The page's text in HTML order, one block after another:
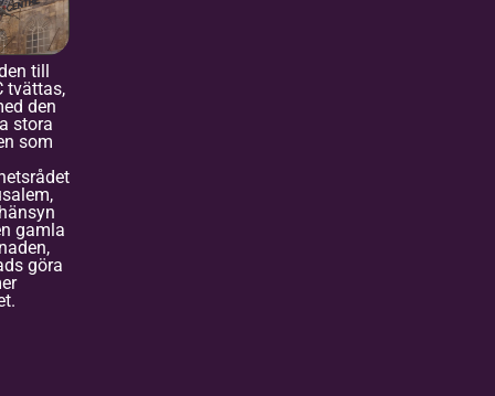
till
tvättas,
den
stora
som
gamla
göra